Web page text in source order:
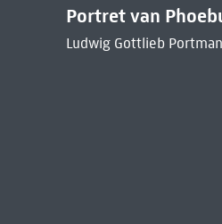
Portret van
Ludwig Gottlieb